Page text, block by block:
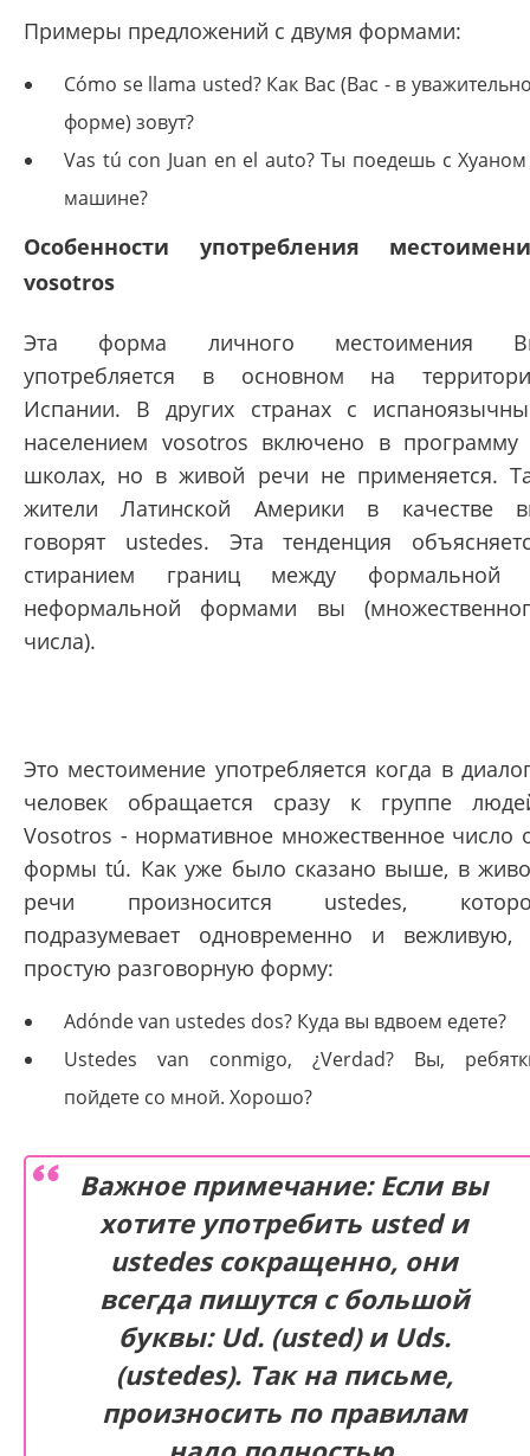
Примеры предложений с двумя формами:
Cómo se llama usted? Как Вас (Вас - в
форме) зовут?
Vas tú con Juan en el auto? Ты поедешь с
машине?
Особенности употребления
vosotros
Эта форма личного местоимения
употребляется в основном на
Испании. В других странах с
населением vosotros включено в программу
школах, но в живой речи не применяется.
жители Латинской Америки в качестве
говорят ustedes. Эта тенденция
стиранием границ между формальной
неформальной формами вы
числа).
Это местоимение употребляется когда в
человек обращается сразу к группе
Vosotros - нормативное множественное число
формы tú. Как уже было сказано выше, в
речи произносится ustedes,
подразумевает одновременно и вежливую,
простую разговорную форму:
Adónde van ustedes dos? Куда вы вдвоем едете?
Ustedes van conmigo, ¿Verdad? Вы,
пойдете со мной. Хорошо?
Важное примечание: Если вы
хотите употребить usted и
ustedes сокращенно, они
всегда пишутся с большой
буквы: Ud. (usted) и Uds.
(ustedes). Так на письме,
произносить по правилам